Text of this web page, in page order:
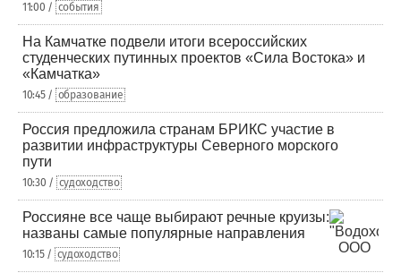
11:00 / события
На Камчатке подвели итоги всероссийских
студенческих путинных проектов «Сила Востока» и
«Камчатка»
10:45 / образование
Россия предложила странам БРИКС участие в
развитии инфраструктуры Северного морского
пути
10:30 / судоходство
Россияне все чаще выбирают речные круизы:
названы самые популярные направления
10:15 / судоходство